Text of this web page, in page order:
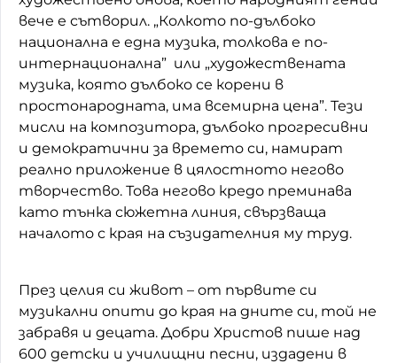
вече е сътворил. „Колкото по-дълбоко
национална е една музика, толкова е по-
интернационална” или „художествената
музика, която дълбоко се корени в
простонародната, има всемирна цена”. Тези
мисли на композитора, дълбоко прогресивни
и демократични за времето си, намират
реално приложение в цялостното негово
творчество. Това негово кредо преминава
като тънка сюжетна линия, свързваща
началото с края на съзидателния му труд.
През целия си живот – от първите си
музикални опити до края на дните си, той не
забравя и децата. Добри Христов пише над
600 детски и училищни песни, издадени в